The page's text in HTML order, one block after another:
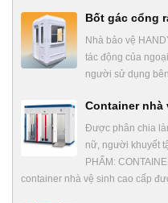
Bốt gác cổng
Nhà bảo vệ
tác động của
người sử dụng
Container nhà
Được phân chia
nữ, người khuyết
PHẨM:
container nhà vệ sinh cao cấp